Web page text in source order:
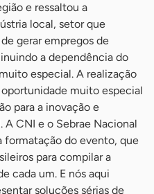
e ressaltou a
local, setor que
gerar empregos de
a dependência do
especial. A realização
muito especial
para a inovação e
CNI e o Sebrae Nacional
do evento, que
para compilar a
cada um. E nós aqui
soluções sérias de